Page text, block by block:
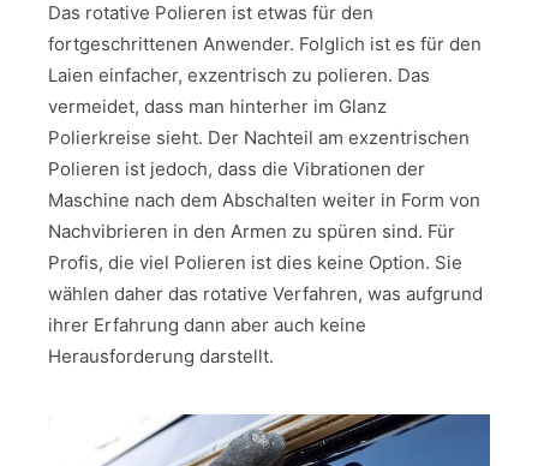
Das rotative Polieren ist etwas für den
fortgeschrittenen Anwender. Folglich ist es für den
Laien einfacher, exzentrisch zu polieren. Das
vermeidet, dass man hinterher im Glanz
Polierkreise sieht. Der Nachteil am exzentrischen
Polieren ist jedoch, dass die Vibrationen der
Maschine nach dem Abschalten weiter in Form von
Nachvibrieren in den Armen zu spüren sind. Für
Profis, die viel Polieren ist dies keine Option. Sie
wählen daher das rotative Verfahren, was aufgrund
ihrer Erfahrung dann aber auch keine
Herausforderung darstellt.